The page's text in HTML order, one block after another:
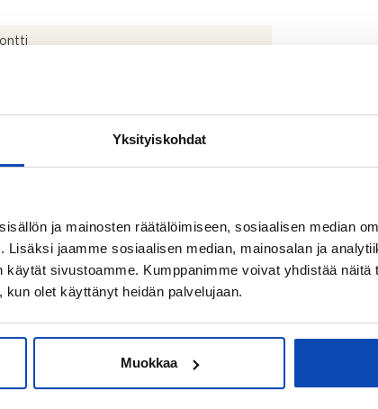
Yksityiskohdat
ja mainosten räätälöimiseen, sosiaalisen median
Lisäksi jaamme sosiaalisen median, mainosalan ja
käytät sivustoamme. Kumppanimme voivat yhdistää näitä
olet käyttänyt heidän palvelujaan.
Muokkaa
nojalla tarvitse olla